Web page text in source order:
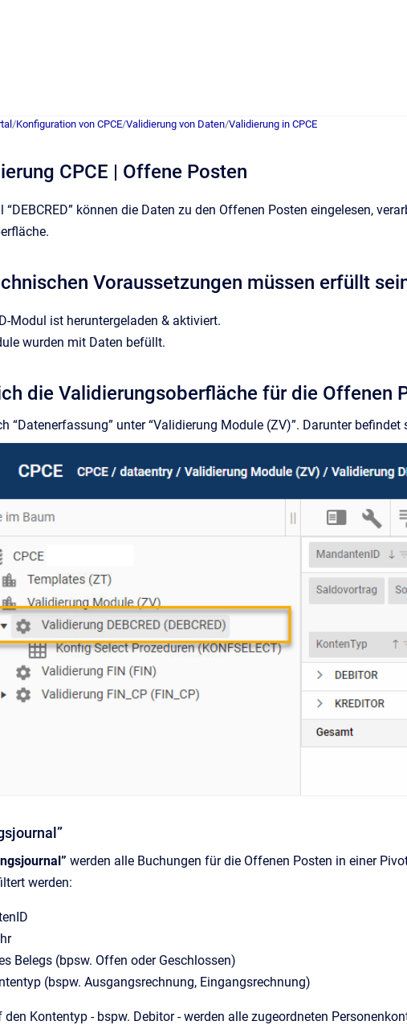
/Konfiguration von CPCE/Validierung von Daten/Validierung in CPCE
CPCE | Offene Posten
“DEBCRED” können die Daten zu den Offenen Posten eingelesen,
Voraussetzungen müssen erfüllt
Modul ist heruntergeladen & aktiviert.
wurden mit Daten befüllt.
die Validierungsoberfläche für die Offenen
“Datenerfassung” unter “Validierung Module (ZV)”. Darunter befindet
werden alle Buchungen für die Offenen Posten in einer
werden:
Belegs (bpsw. Offen oder Geschlossen)
(bspw. Ausgangsrechnung, Eingangsrechnung)
den Kontentyp - bspw. Debitor - werden alle zugeordneten